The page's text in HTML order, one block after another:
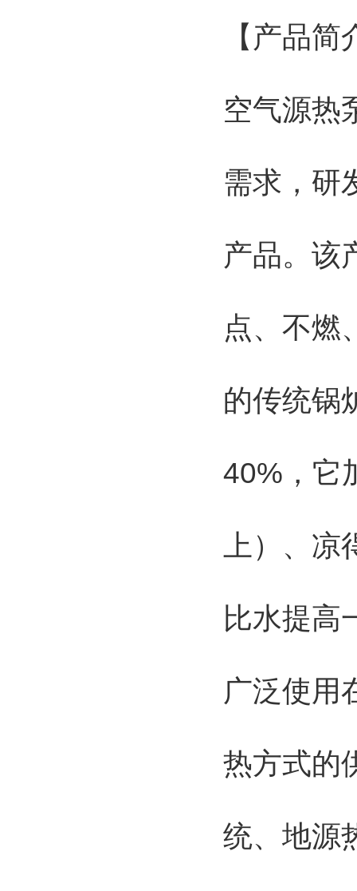
【产品简
空气源热
需求，研
产品。该
点、不燃
的传统锅
40%，它
上）、
比水提高
广泛使用
热方式的
统、地源